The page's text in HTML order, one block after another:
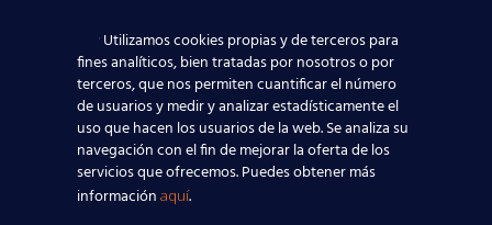
Utilizamos cookies propias y de terceros para
fines analíticos, bien tratadas por nosotros o por
terceros, que nos permiten cuantificar el número
de usuarios y medir y analizar estadísticamente el
uso que hacen los usuarios de la web. Se analiza su
navegación con el fin de mejorar la oferta de los
servicios que ofrecemos. Puedes obtener más
información aquí.